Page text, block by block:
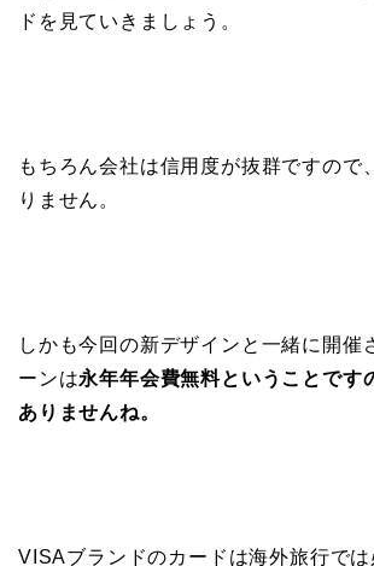
ドを見ていきましょう。
もちろん会社は信用度が抜群ですので
りません。
しかも今回の新デザインと一緒に開催
ーンは永年年会費無料ということです
ありませんね。
VISAブランドのカードは海外旅行で